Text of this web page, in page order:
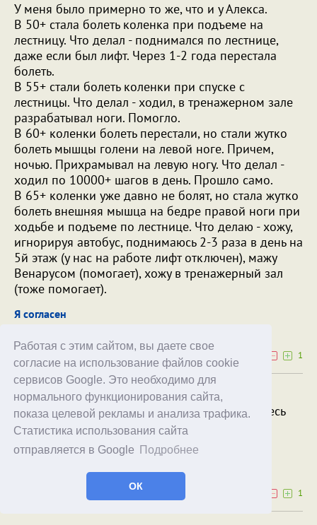
Работая с этим сайтом, вы даете свое
согласие на использование файлов cookie
сервисов Google. Это необходимо для
нормального функционирования сайта,
показа целевой рекламы и анализа трафика.
Статистика использования сайта
отправляется в Google
Подробнее
ОК
У меня было примерно то же, что и у Алекса.
В 50+ стала болеть коленка при подъеме на
лестницу. Что делал - поднимался по лестнице,
даже если был лифт. Через 1-2 года перестала
болеть.
В 55+ стали болеть коленки при спуске с
лестницы. Что делал - ходил, в тренажерном зале
разрабатывал ноги. Помогло.
В 60+ коленки болеть перестали, но стали жутко
болеть мышцы голени на левой ноге. Причем,
ночью. Прихрамывал на левую ногу. Что делал -
ходил по 10000+ шагов в день. Прошло само.
В 65+ коленки уже давно не болят, но стала жутко
болеть внешняя мышца на бедре правой ноги при
ходьбе и подъеме по лестнице. Что делаю - хожу,
игнорируя автобус, поднимаюсь 2-3 раза в день на
5й этаж (у нас на работе лифт отключен), мажу
Венарусом (помогает), хожу в тренажерный зал
(тоже помогает).
Я согласен
1
Отлично! От каких еще болезней вам
помогает активная ходьба? Огласите весь
список, пожалуйста! 😄
Рекорд Надоев Я согласен
1